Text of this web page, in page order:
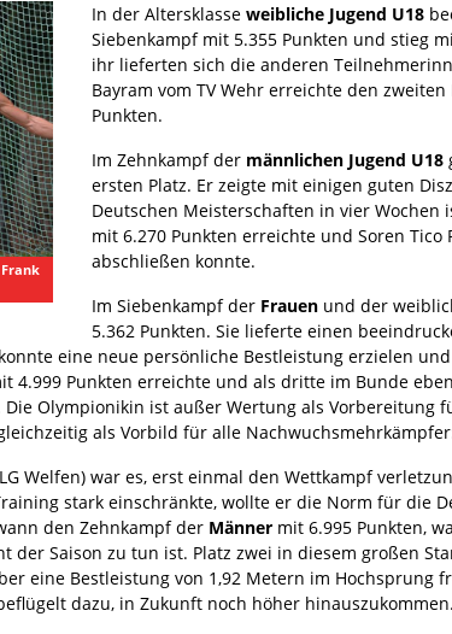
In der Altersklasse weibliche Jugend U18
Siebenkampf mit 5.355 Punkten und stieg
ihr lieferten sich die anderen
Bayram vom TV Wehr erreichte den
Punkten.
Im Zehnkampf der männlichen Jugend U18
ersten Platz. Er zeigte mit einigen guten
Deutschen Meisterschaften in vier Wochen
mit 6.270 Punkten erreichte und Soren
abschließen konnte.
Im Siebenkampf der Frauen und der
5.362 Punkten. Sie lieferte einen
eine neue persönliche Bestleistung erzielen
4.999 Punkten erreichte und als dritte im Bunde
Olympionikin ist außer Wertung als Vorbereitung
als Vorbild für alle
Welfen) war es, erst einmal den Wettkampf
stark einschränkte, wollte er die Norm für die
den Zehnkampf der Männer mit 6.995 Punkten,
der Saison zu tun ist. Platz zwei in diesem großen
eine Bestleistung von 1,92 Metern im Hochsprung
dazu, in Zukunft noch höher